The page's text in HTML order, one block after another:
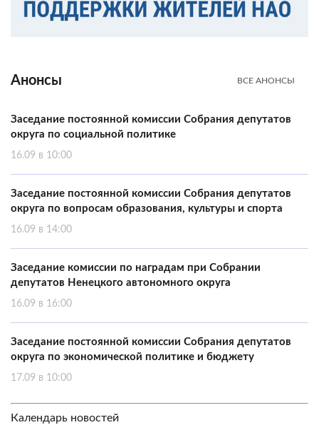
Анонсы ВСЕ АНОНСЫ
Заседание постоянной комиссии Собрания депутатов
округа по социальной политике
16.09 в 10:00
Заседание постоянной комиссии Собрания депутатов
округа по вопросам образования, культуры и спорта
16.09 в 14:00
Заседание комиссии по наградам при Собрании
депутатов Ненецкого автономного округа
16.09 в 16:00
Заседание постоянной комиссии Собрания депутатов
округа по экономической политике и бюджету
17.09 в 10:00
Календарь новостей